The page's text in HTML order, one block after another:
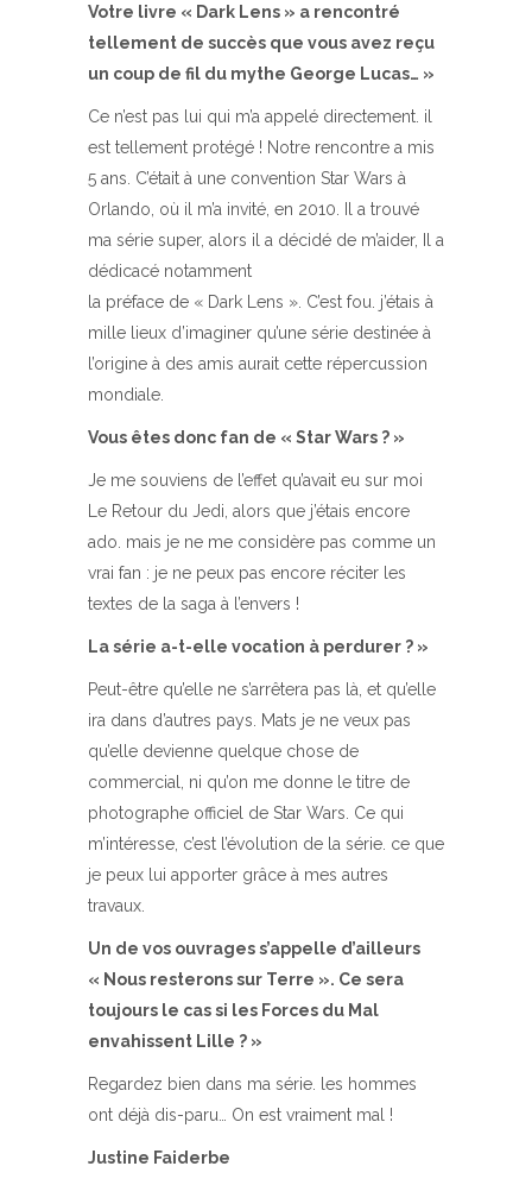
Votre livre « Dark Lens » a rencontré
tellement de succès que vous avez reçu
un coup de fil du mythe George Lucas… »
Ce n’est pas lui qui m’a appelé directement. il
est tellement protégé ! Notre rencontre a mis
5 ans. C’était à une convention Star Wars à
Orlando, où il m’a invité, en 2010. Il a trouvé
ma série super, alors il a décidé de m’aider, Il a
dédicacé notamment
la préface de « Dark Lens ». C’est fou. j’étais à
mille lieux d’imaginer qu’une série destinée à
l’origine à des amis aurait cette répercussion
mondiale.
Vous êtes donc fan de « Star Wars ? »
Je me souviens de l’effet qu’avait eu sur moi
Le Retour du Jedi, alors que j’étais encore
ado. mais je ne me considère pas comme un
vrai fan : je ne peux pas encore réciter les
textes de la saga à l’envers !
La série a-t-elle vocation à perdurer ? »
Peut-être qu’elle ne s’arrêtera pas là, et qu’elle
ira dans d’autres pays. Mats je ne veux pas
qu’elle devienne quelque chose de
commercial, ni qu’on me donne le titre de
photographe officiel de Star Wars. Ce qui
m’intéresse, c’est l’évolution de la série. ce que
je peux lui apporter grâce à mes autres
travaux.
Un de vos ouvrages s’appelle d’ailleurs
« Nous resterons sur Terre ». Ce sera
toujours le cas si les Forces du Mal
envahissent Lille ? »
Regardez bien dans ma série. les hommes
ont déjà dis-paru… On est vraiment mal !
Justine Faiderbe